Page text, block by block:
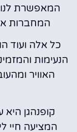
המאפשרת
המחברות
כל אלה ועוד
הנעימות
האוויר
קופנהגן היא
המציעה חיי